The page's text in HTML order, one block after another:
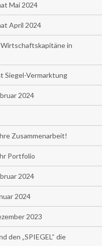
Mai 2024
April 2024
in
Siegel-Vermarktung
2024
Zusammenarbeit!
Portfolio
2024
2024
2023
den „SPIEGEL“ die